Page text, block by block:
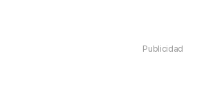
Publicidad